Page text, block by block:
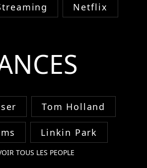
Netflix
Tom Holland
Linkin Park
TOUS LES PEOPLE